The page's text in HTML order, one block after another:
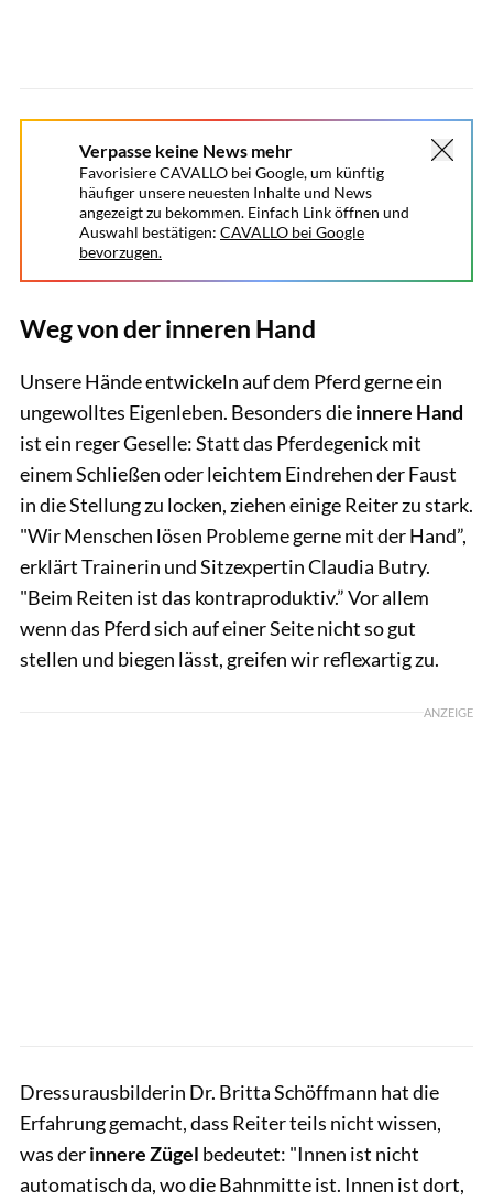
Verpasse keine News mehr
Favorisiere CAVALLO bei Google, um künftig
häufiger unsere neuesten Inhalte und News
angezeigt zu bekommen. Einfach Link öffnen und
Auswahl bestätigen: CAVALLO bei Google
bevorzugen.
Weg von der inneren Hand
Unsere Hände entwickeln auf dem Pferd gerne ein
ungewolltes Eigenleben. Besonders dieinnere Hand
ist ein reger Geselle: Statt das Pferdegenick mit
einem Schließen oder leichtem Eindrehen der Faust
in die Stellung zu locken, ziehen einige Reiter zu stark.
"Wir Menschen lösen Probleme gerne mit der Hand”,
erklärt Trainerin und Sitzexpertin Claudia Butry.
"Beim Reiten ist das kontraproduktiv.” Vor allem
wenn das Pferd sich auf einer Seite nicht so gut
stellen und biegen lässt, greifen wir reflexartig zu.
ANZEIGE
Dressurausbilderin Dr. Britta Schöffmann hat die
Erfahrung gemacht, dass Reiter teils nicht wissen,
was derinnere Zügel bedeutet: "Innen ist nicht
automatisch da, wo die Bahnmitte ist. Innen ist dort,